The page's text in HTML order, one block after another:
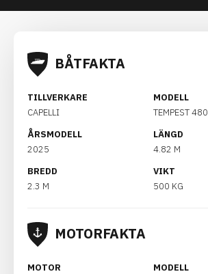
BÅTFAKTA
TILLVERKARE
CAPELLI
MODELL
TEMPEST 480
ÅRSMODELL
2025
LÄNGD
4.82 M
BREDD
2.3 M
VIKT
500 KG
MOTORFAKTA
MOTOR
MODELL